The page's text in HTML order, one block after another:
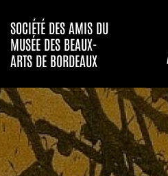
SOCIÉTÉ DES AMIS DU
MUSÉE DES BEAUX-
ARTS DE BORDEAUX